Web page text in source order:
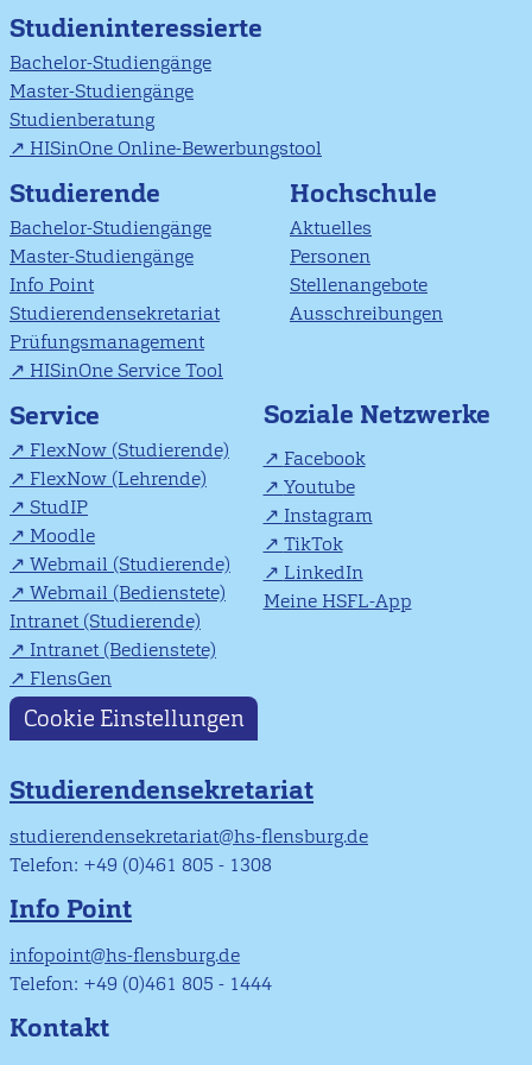
Studieninteressierte
Bachelor-Studiengänge
Master-Studiengänge
Studienberatung
HISinOne Online-Bewerbungstool
Studierende
Bachelor-Studiengänge
Master-Studiengänge
Info Point
Studierendensekretariat
Prüfungsmanagement
HISinOne Service Tool
Hochschule
Aktuelles
Personen
Stellenangebote
Ausschreibungen
Service
FlexNow (Studierende)
FlexNow (Lehrende)
StudIP
Moodle
Webmail (Studierende)
Webmail (Bedienstete)
Intranet (Studierende)
Intranet (Bedienstete)
FlensGen
Soziale Netzwerke
Facebook
Youtube
Instagram
TikTok
LinkedIn
Meine HSFL-App
Cookie Einstellungen
Studierendensekretariat
studierendensekretariat@hs-flensburg.de
Telefon: +49 (0)461 805 - 1308
Info Point
infopoint@hs-flensburg.de
Telefon: +49 (0)461 805 - 1444
Kontakt